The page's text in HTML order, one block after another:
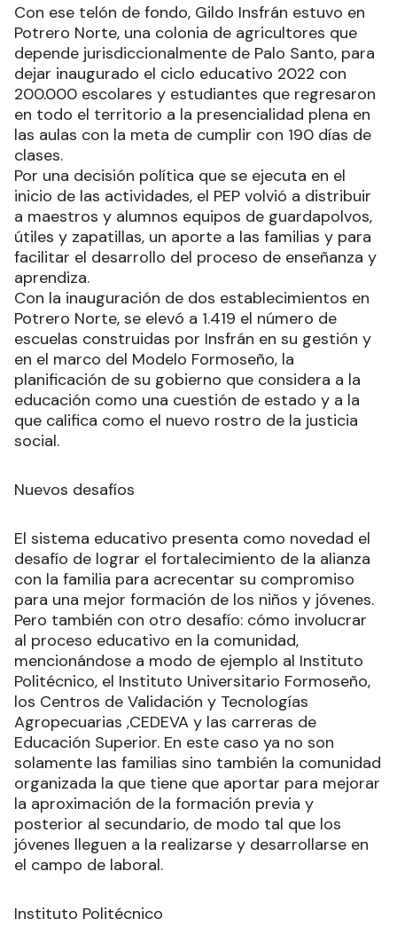
Con ese telón de fondo, Gildo Insfrán estuvo en
Potrero Norte, una colonia de agricultores que
depende jurisdiccionalmente de Palo Santo, para
dejar inaugurado el ciclo educativo 2022 con
200.000 escolares y estudiantes que regresaron
en todo el territorio a la presencialidad plena en
las aulas con la meta de cumplir con 190 días de
clases.
Por una decisión política que se ejecuta en el
inicio de las actividades, el PEP volvió a distribuir
a maestros y alumnos equipos de guardapolvos,
útiles y zapatillas, un aporte a las familias y para
facilitar el desarrollo del proceso de enseñanza y
aprendiza.
Con la inauguración de dos establecimientos en
Potrero Norte, se elevó a 1.419 el número de
escuelas construidas por Insfrán en su gestión y
en el marco del Modelo Formoseño, la
planificación de su gobierno que considera a la
educación como una cuestión de estado y a la
que califica como el nuevo rostro de la justicia
social.
Nuevos desafíos
El sistema educativo presenta como novedad el
desafío de lograr el fortalecimiento de la alianza
con la familia para acrecentar su compromiso
para una mejor formación de los niños y jóvenes.
Pero también con otro desafío: cómo involucrar
al proceso educativo en la comunidad,
mencionándose a modo de ejemplo al Instituto
Politécnico, el Instituto Universitario Formoseño,
los Centros de Validación y Tecnologías
Agropecuarias ,CEDEVA y las carreras de
Educación Superior. En este caso ya no son
solamente las familias sino también la comunidad
organizada la que tiene que aportar para mejorar
la aproximación de la formación previa y
posterior al secundario, de modo tal que los
jóvenes lleguen a la realizarse y desarrollarse en
el campo de laboral.
Instituto Politécnico